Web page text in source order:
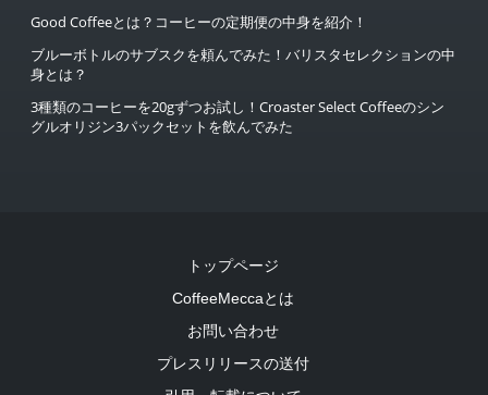
Good Coffeeとは？コーヒーの定期便の中身を紹介！
ブルーボトルのサブスクを頼んでみた！バリスタセレクションの中
身とは？
3種類のコーヒーを20gずつお試し！Croaster Select Coffeeのシン
グルオリジン3パックセットを飲んでみた
トップページ
CoffeeMeccaとは
お問い合わせ
プレスリリースの送付